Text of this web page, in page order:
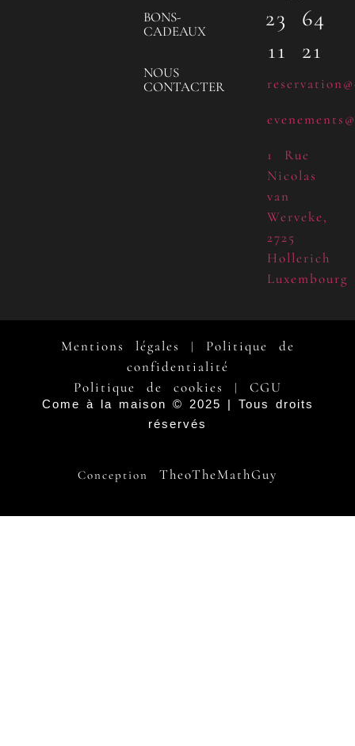
BONS-
CADEAUX
NOUS
CONTACTER
23 64
11 21
1 Rue
Nicolas
van
Werveke,
2725
Hollerich
Luxembourg
Mentions légales | Politique de
confidentialité
Politique de cookies
| CGU
Come à la maison © 2025 | Tous droits
réservés
Conception TheoTheMathGuy